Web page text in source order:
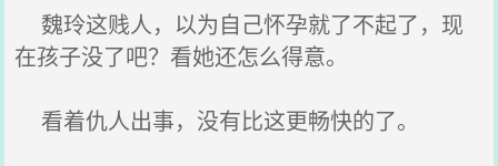
魏玲这贱人，以为自己怀孕就了不起了，现
在孩子没了吧？看她还怎么得意。
看着仇人出事，没有比这更畅快的了。